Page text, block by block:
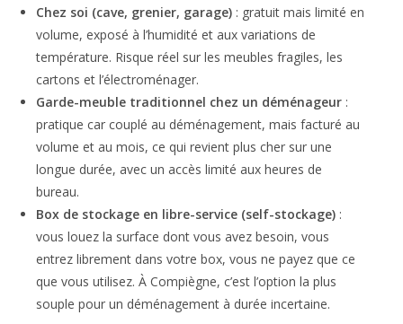
Chez soi (cave, grenier, garage) : gratuit mais limité en
volume, exposé à l’humidité et aux variations de
température. Risque réel sur les meubles fragiles, les
cartons et l’électroménager.
Garde-meuble traditionnel chez un déménageur :
pratique car couplé au déménagement, mais facturé au
volume et au mois, ce qui revient plus cher sur une
longue durée, avec un accès limité aux heures de
bureau.
Box de stockage en libre-service (self-stockage) :
vous louez la surface dont vous avez besoin, vous
entrez librement dans votre box, vous ne payez que ce
que vous utilisez. À Compiègne, c’est l’option la plus
souple pour un déménagement à durée incertaine.